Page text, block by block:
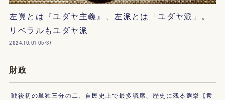
左翼とは『ユダヤ主義』、左派とは「ユダヤ派」。
リベラルもユダヤ派
2024.10.01 05:37
財政
戦後初の単独三分の二、自民史上で最多議席、歴史に残る選挙【衆